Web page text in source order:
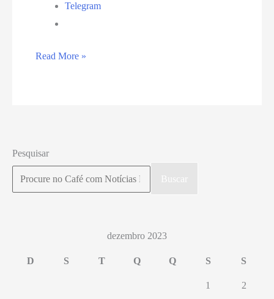
Telegram
Cajueiro
próxima
Read More »
Pesquisar
Buscar
dezembro 2023
D S T Q Q S S
1
2